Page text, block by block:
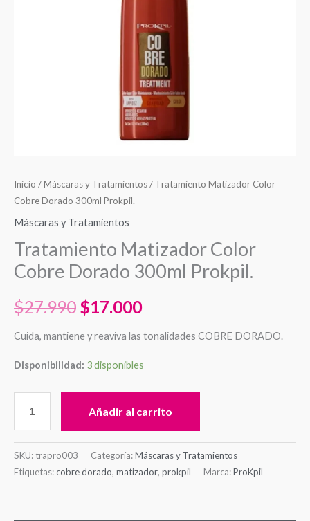
Inicio /Máscaras y Tratamientos/ Tratamiento Matizador Color
Cobre Dorado 300ml Prokpil.
Máscaras y Tratamientos
Tratamiento Matizador Color
Cobre Dorado 300ml Prokpil.
$27.990
$27.990.
$17.000
$17.000.
Cuida, mantiene y reaviva las tonalidades COBRE DORADO.
Disponibilidad: 3 disponibles
Añadir al carrito
SKU: trapro003 Categoría:Máscaras y Tratamientos
Etiquetas:cobre dorado, matizador, prokpil Marca:ProKpil